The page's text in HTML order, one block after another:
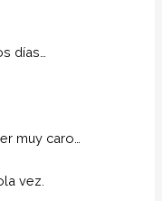
días…
muy caro…
vez.